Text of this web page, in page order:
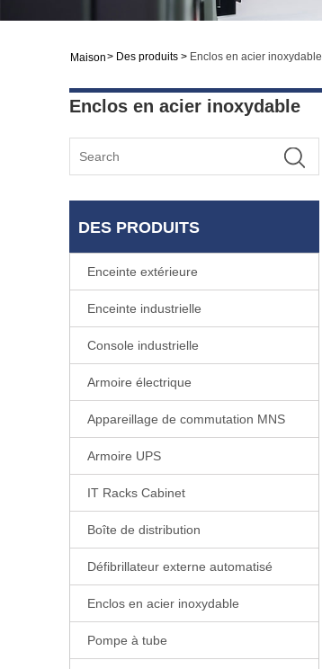
Maison> Des produits > Enclos en acier inoxydable
Enclos en acier inoxydable
DES PRODUITS
Enceinte extérieure
Enceinte industrielle
Console industrielle
Armoire électrique
Appareillage de commutation MNS
Armoire UPS
IT Racks Cabinet
Boîte de distribution
Défibrillateur externe automatisé
Enclos en acier inoxydable
Pompe à tube